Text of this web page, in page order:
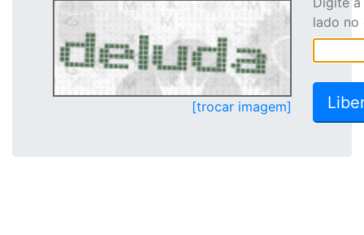
[trocar imagem]
lado no